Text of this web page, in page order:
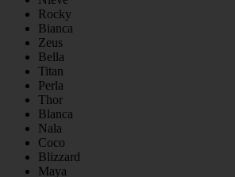
Rocky
Bianca
Zeus
Bella
Titan
Perla
Thor
Blanca
Nala
Coco
Blizzard
Maya